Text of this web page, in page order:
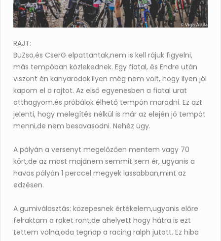
RAJT:
BuZso,és CserG elpattantak,nem is kell rájuk figyelni,
más tempóban közlekednek. Egy fiatal, és Endre után
viszont én kanyarodok.Ilyen még nem volt, hogy ilyen jól
kapom el a rajtot. Az első egyenesben a fiatal urat
otthagyom,és próbálok élhető tempón maradni. Ez azt
jelenti, hogy melegítés nélkül is már az elején jó tempót
menni,de nem besavasodni. Nehéz ügy.
A pályán a versenyt megelőzően mentem vagy 70
kört,de az most majdnem semmit sem ér, ugyanis a
havas pályán 1 perccel megyek lassabban,mint az
edzésen.
A gumiválasztás: közepesnek értékelem,ugyanis előre
felraktam a roket ront,de ahelyett hogy hátra is ezt
tettem volna,oda tegnap a racing ralph jutott. Ez hiba